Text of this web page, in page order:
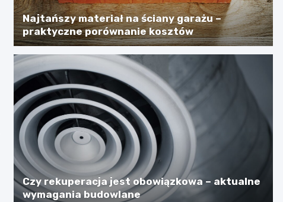
Najtańszy materiał na ściany garażu –
praktyczne porównanie kosztów
Czy rekuperacja jest obowiązkowa – aktualne
wymagania budowlane